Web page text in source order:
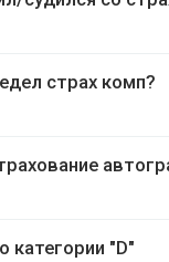
страх комп?
категории "D"